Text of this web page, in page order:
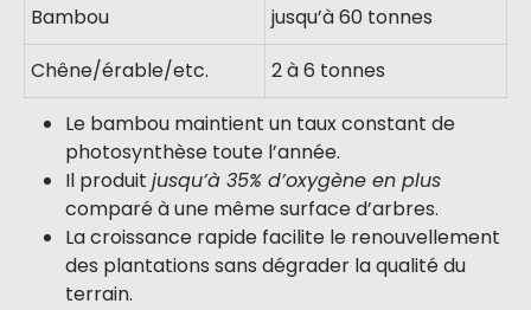
Bambou
jusqu’à 60 tonnes
Chêne/érable/etc.
2 à 6 tonnes
Le bambou maintient un taux constant de
photosynthèse toute l’année.
Il produit jusqu’à 35% d’oxygène en plus
comparé à une même surface d’arbres.
La croissance rapide facilite le renouvellement
des plantations sans dégrader la qualité du
terrain.